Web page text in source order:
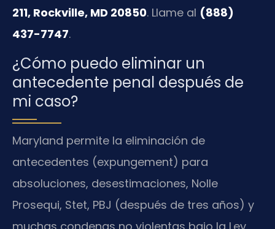
211, Rockville, MD 20850. Llame al (888)
437-7747.
¿Cómo puedo eliminar un
antecedente penal después de
mi caso?
Maryland permite la eliminación de
antecedentes (expungement) para
absoluciones, desestimaciones, Nolle
Prosequi, Stet, PBJ (después de tres años) y